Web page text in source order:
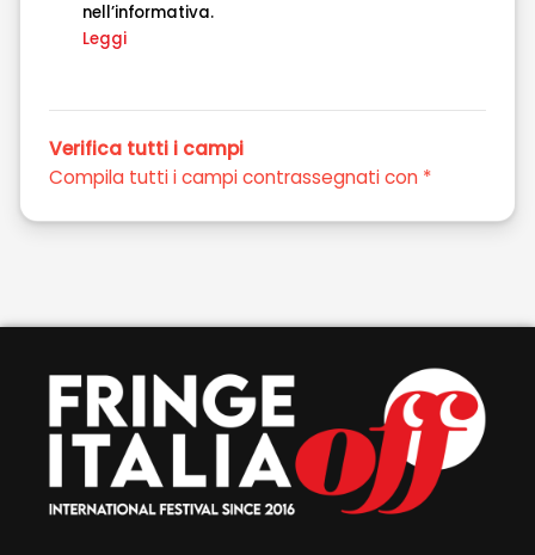
nell’informativa.
Leggi
Verifica tutti i campi
Compila tutti i campi contrassegnati con *